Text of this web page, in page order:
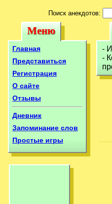
Поиск анекдотов:
Меню
Меню
Главная
Представиться
Регистрация
О сайте
Отзывы
Дневник
Запоминание слов
Простые игры
-
-